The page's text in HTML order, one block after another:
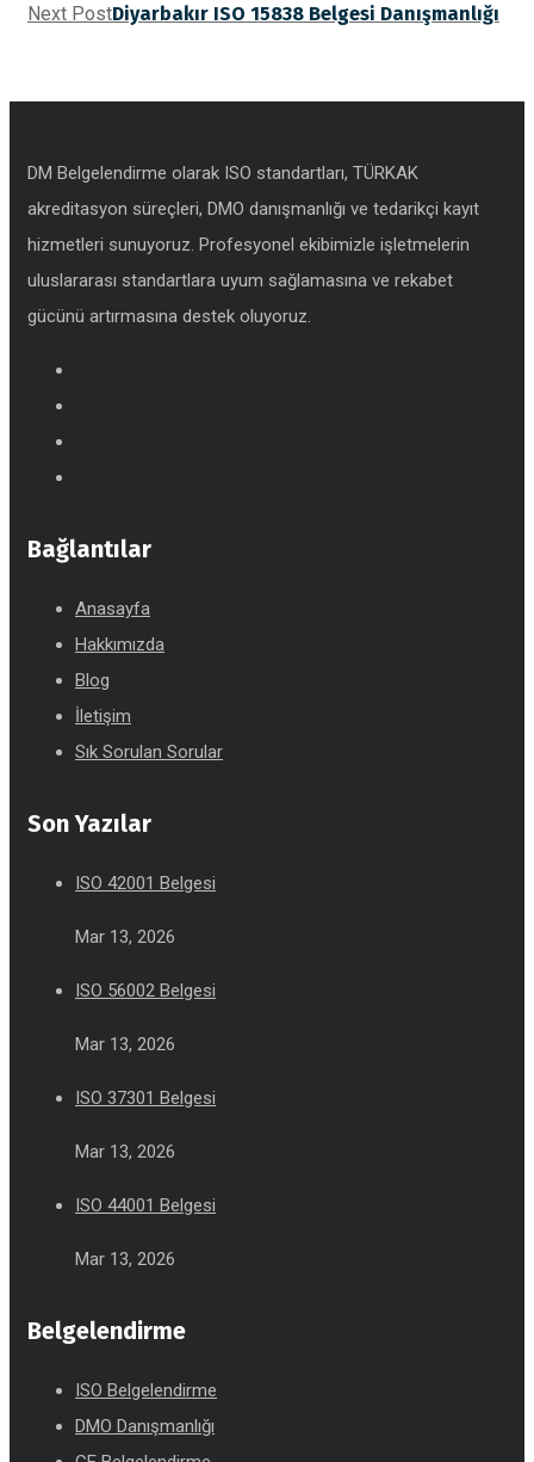
Next PostDiyarbakır ISO 15838 Belgesi Danışmanlığı
DM Belgelendirme olarak ISO standartları, TÜRKAK
akreditasyon süreçleri, DMO danışmanlığı ve tedarikçi kayıt
hizmetleri sunuyoruz. Profesyonel ekibimizle işletmelerin
uluslararası standartlara uyum sağlamasına ve rekabet
gücünü artırmasına destek oluyoruz.
Bağlantılar
Anasayfa
Hakkımızda
Blog
İletişim
Sık Sorulan Sorular
Son Yazılar
ISO 42001 Belgesi
Mar 13, 2026
ISO 56002 Belgesi
Mar 13, 2026
ISO 37301 Belgesi
Mar 13, 2026
ISO 44001 Belgesi
Mar 13, 2026
Belgelendirme
ISO Belgelendirme
DMO Danışmanlığı